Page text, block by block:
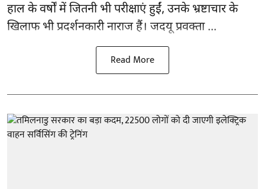
हाल के वर्षों में जितनी भी परीक्षाएं हुईं, उनके भ्रष्टाचार के
खिलाफ भी प्रदर्शनकारी नाराज हैं। जदयू प्रवक्ता ...
Read More